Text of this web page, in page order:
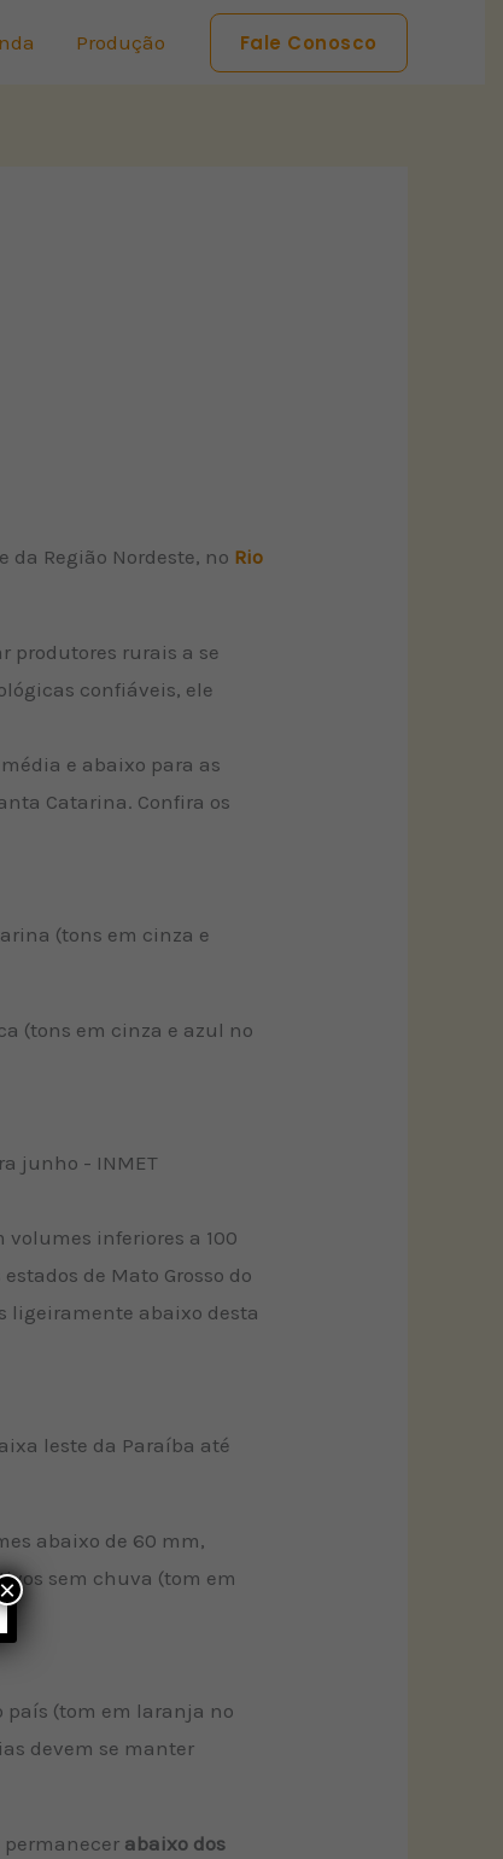
Produção Fale Conosco
Região Nordeste, no Rio
produtores rurais a se
confiáveis, ele
e abaixo para as
Catarina. Confira os
(tons em cinza e
(tons em cinza e azul no
inferiores a 100
de Mato Grosso do
ligeiramente abaixo desta
leste da Paraíba até
abaixo de 60 mm,
sem chuva (tom em
país (tom em laranja no
devem se manter
permanecer abaixo dos